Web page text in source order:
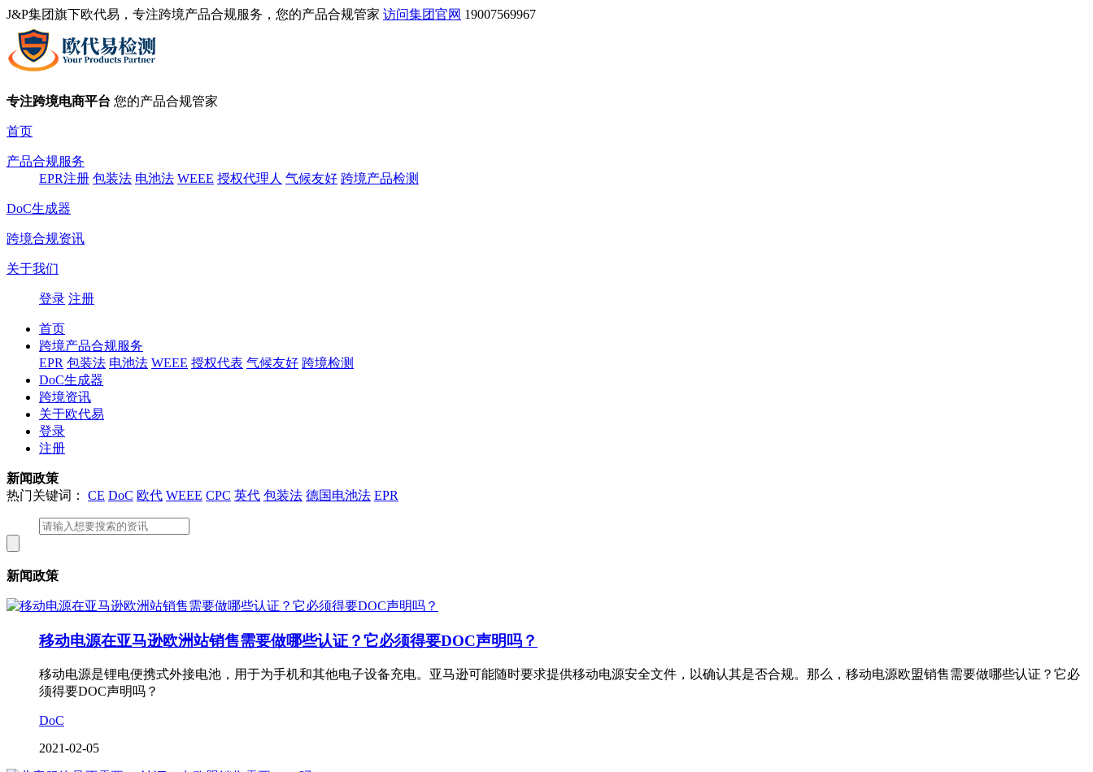
J&P集团旗下欧代易，专注跨境产品合规服务，您的产品合规管家 访问集团官网 19007569967
专注跨境电商平台 您的产品合规管家
首页
产品合规服务
EPR注册 包装法 电池法 WEEE 授权代理人 气候友好 跨境产品检测
DoC生成器
跨境合规资讯
关于我们
登录 注册
首页
跨境产品合规服务
EPR 包装法 电池法 WEEE 授权代表 气候友好 跨境检测
DoC生成器
跨境资讯
关于欧代易
登录
注册
新闻政策
热门关键词： CE DoC 欧代 WEEE CPC 英代 包装法 德国电池法 EPR
新闻政策
移动电源在亚马逊欧洲站销售需要做哪些认证？它必须得要DOC声明吗？
移动电源是锂电便携式外接电池，用于为手机和其他电子设备充电。亚马逊可能随时要求提供移动电源安全文件，以确认其是否合规。那么，移动电源欧盟销售需要做哪些认证？它必
须得要DOC声明吗？
DoC
2021-02-05